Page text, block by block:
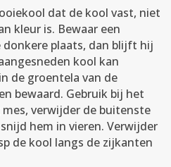
dat de kool vast, niet
kleur is. Bewaar een
donkere plaats, dan blijft hij
kool kan
de groentela van de
bewaard. Gebruik bij het
verwijder de buitenste
hem in vieren. Verwijder
de kool langs de zijkanten